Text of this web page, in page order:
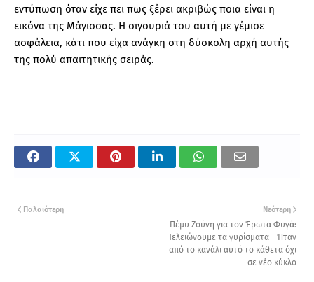
εντύπωση όταν είχε πει πως ξέρει ακριβώς ποια είναι η
εικόνα της Μάγισσας. Η σιγουριά του αυτή με γέμισε
ασφάλεια, κάτι που είχα ανάγκη στη δύσκολη αρχή αυτής
της πολύ απαιτητικής σειράς.
Νεότερη
Πέμυ Ζούνη για τον Έρωτα Φυγά:
Τελειώνουμε τα γυρίσματα - Ήταν
από το κανάλι αυτό το κάθετα όχι
σε νέο κύκλο
Παλαιότερη